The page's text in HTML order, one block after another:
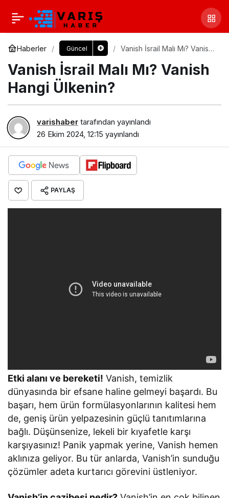
Haberler Güncel
Vanish İsrail Malı Mı? Vanish
Vanish İsrail Malı Mı? Vanish
Hangi Ülkenin?
varishaber tarafından yayınlandı
26 Ekim 2024, 12:15 yayınlandı
PAYLAŞ
Etki alanı ve bereketi! Vanish, temizlik
dünyasında bir efsane haline gelmeyi başardı. Bu
başarı, hem ürün formülasyonlarının kalitesi hem
de, geniş ürün yelpazesinin güçlü tanıtımlarına
bağlı. Düşünsenize, lekeli bir kıyafetle karşı
karşıyasınız! Panik yapmak yerine, Vanish hemen
aklınıza geliyor. Bu tür anlarda, Vanish’in sunduğu
çözümler adeta kurtarıcı görevini üstleniyor.